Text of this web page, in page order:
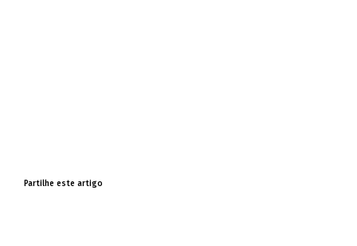
Partilhe este artigo